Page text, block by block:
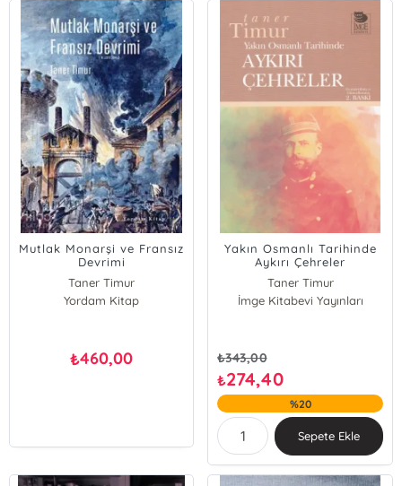
Mutlak Monarşi ve Fransız
Devrimi
Taner Timur
Yordam Kitap
₺460,00
Yakın Osmanlı Tarihinde
Aykırı Çehreler
Taner Timur
İmge Kitabevi Yayınları
₺343,00
₺274,40
%20
Sepete Ekle